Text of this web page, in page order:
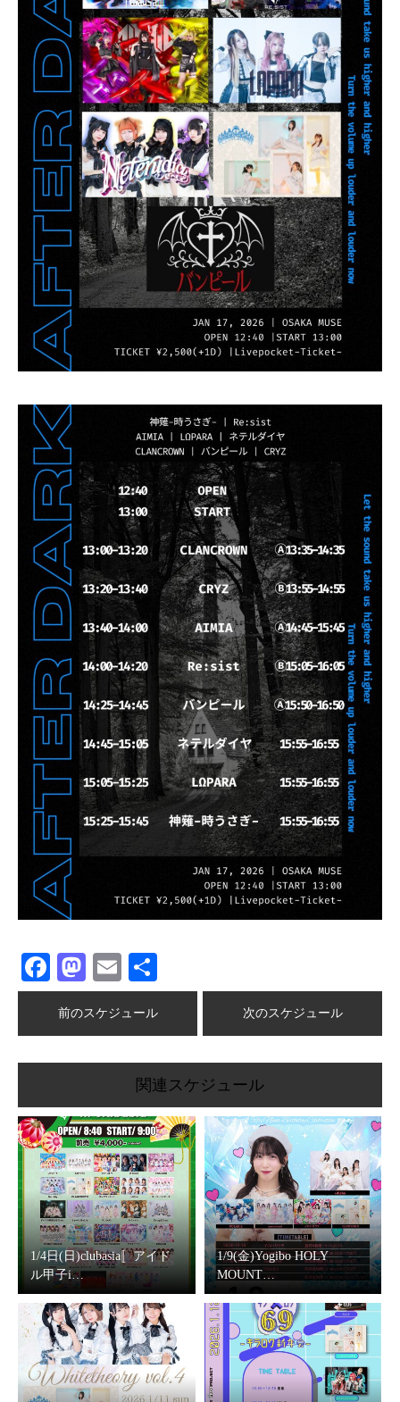
Facebook
Mastodon
Email
有
前のスケジュール 次のスケジュール
関連スケジュール
1/4日(日)clubasia〚アイド
ル甲子i…
1/9(金)Yogibo HOLY
MOUNT…